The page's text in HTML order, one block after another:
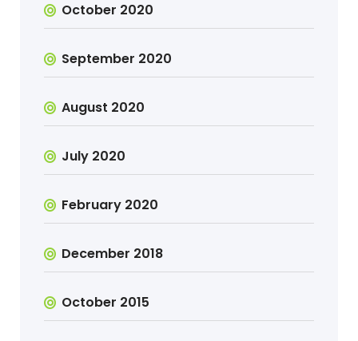
October 2020
September 2020
August 2020
July 2020
February 2020
December 2018
October 2015